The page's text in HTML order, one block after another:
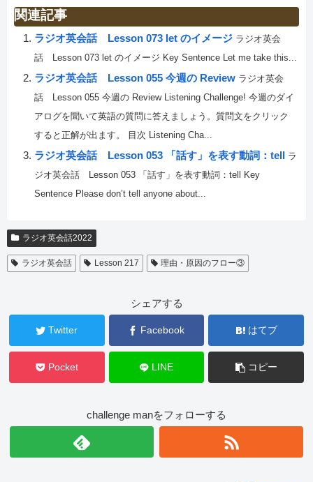
関連記事
ラジオ英会話 Lesson 073 let のイメージ ラジオ英会
話 Lesson 073 let のイメージ Key Sentence Let me take this...
ラジオ英会話 Lesson 055 今週の Review ラジオ英会
話 Lesson 055 今週の Review Listening Challenge! 今週のダイ
アログを聞いて英語の質問に答えましょう。質問文をクリック
すると正解が出ます。 目次 Listening Cha...
ラジオ英会話 Lesson 053 「話す」を表す動詞：tell ラ
ジオ英会話 Lesson 053 「話す」を表す動詞：tell Key
Sentence Please don’t tell anyone about...
ラジオ英会話2022
ラジオ英会話 Lesson 217 理由・原因のフロー③
シェアする
Twitter Facebook はてブ
Pocket LINE コピー
challenge manをフォローする